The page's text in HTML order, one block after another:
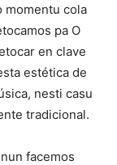
momentu cola
pa O
en clave
estética de
nesti casu
tradicional.
facemos